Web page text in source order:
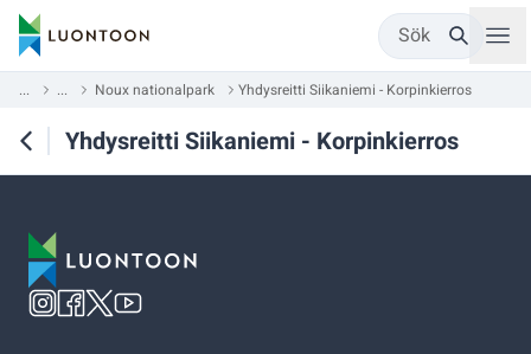
Sök
... ... Noux nationalpark Yhdysreitti Siikaniemi - Korpinkierros
Yhdysreitti Siikaniemi - Korpinkierros